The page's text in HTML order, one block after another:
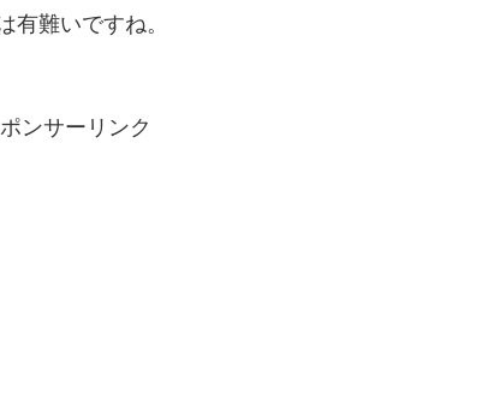
有難いですね。
ンサーリンク